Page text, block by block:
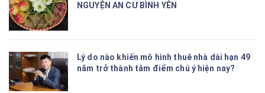
NGUYỆN AN CƯ BÌNH YÊN
Lý do nào khiến mô hình thuê nhà dài hạn 49
năm trở thành tâm điểm chú ý hiện nay?